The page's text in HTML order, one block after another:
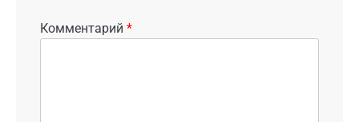
Комментарий *